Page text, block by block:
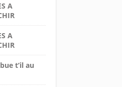
A
A
t’il au